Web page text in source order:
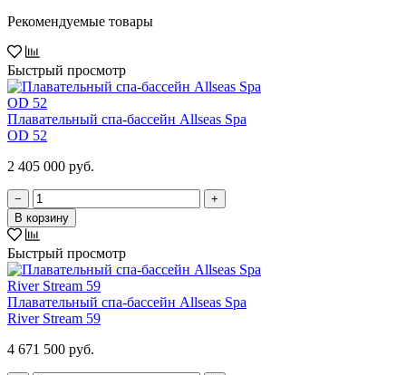
Рекомендуемые товары
Быстрый просмотр
Плавательный спа-бассейн Allseas Spa
OD 52
2 405 000 руб.
−
+
В корзину
Быстрый просмотр
Плавательный спа-бассейн Allseas Spa
River Stream 59
4 671 500 руб.